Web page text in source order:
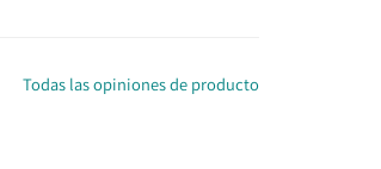
Todas las opiniones de producto